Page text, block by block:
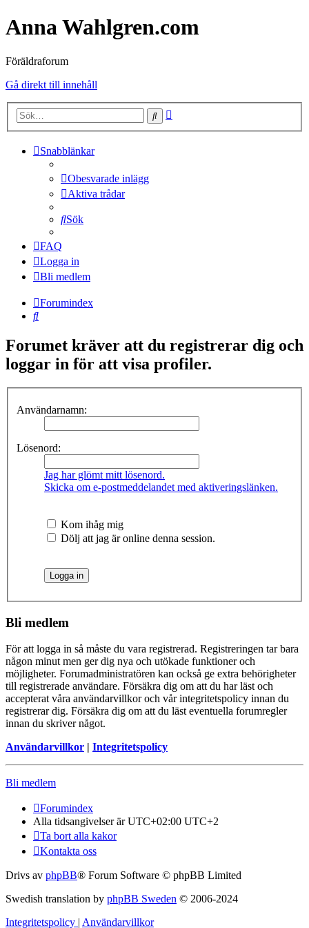
Anna Wahlgren.com
Föräldraforum
Gå direkt till innehåll
Sök
Snabblänkar
Obesvarade inlägg
Aktiva trådar
Sök
FAQ
Logga in
Bli medlem
Forumindex
Sök
Forumet kräver att du registrerar dig och
loggar in för att visa profiler.
Användarnamn:
Lösenord:
Jag har glömt mitt lösenord.
Skicka om e-postmeddelandet med aktiveringslänken.
Kom ihåg mig
Dölj att jag är online denna session.
Bli medlem
För att logga in så måste du vara registrerad. Registreringen tar bara
någon minut men ger dig nya och utökade funktioner och
möjligheter. Forumadministratören kan också ge extra behörigheter
till registrerade användare. Försäkra dig om att du har läst och
accepterat våra användarvillkor och vår integritetspolicy innan du
registrerar dig. Försäkra dig om att du läst eventuella forumregler
innan du skriver något.
Användarvillkor | Integritetspolicy
Bli medlem
Forumindex
Alla tidsangivelser är UTC+02:00 UTC+2
Ta bort alla kakor
Kontakta oss
Drivs av phpBB® Forum Software © phpBB Limited
Swedish translation by phpBB Sweden © 2006-2024
Integritetspolicy | Användarvillkor